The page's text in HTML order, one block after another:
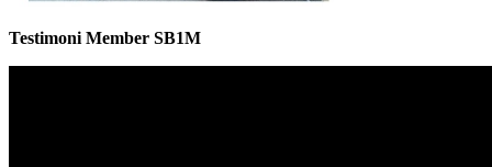
Testimoni Member SB1M